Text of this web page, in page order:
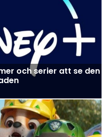
och serier att se den